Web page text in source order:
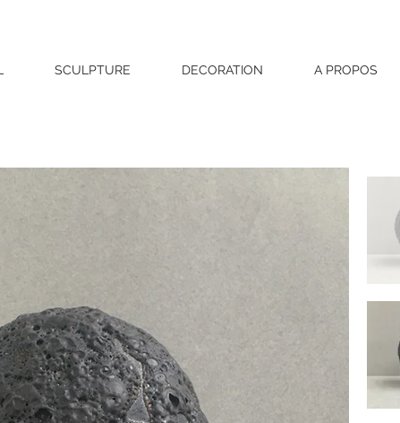
SCULPTURE DECORATION A PROPOS